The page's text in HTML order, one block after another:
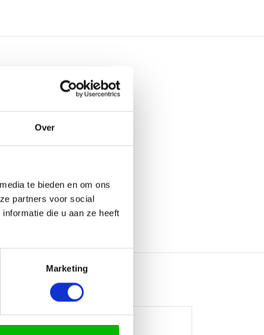
Over
te bieden en om ons
partners voor social
die u aan ze heeft
Marketing